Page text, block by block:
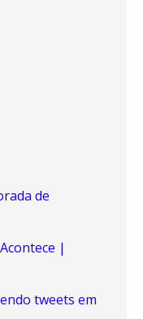
de
|
tweets em